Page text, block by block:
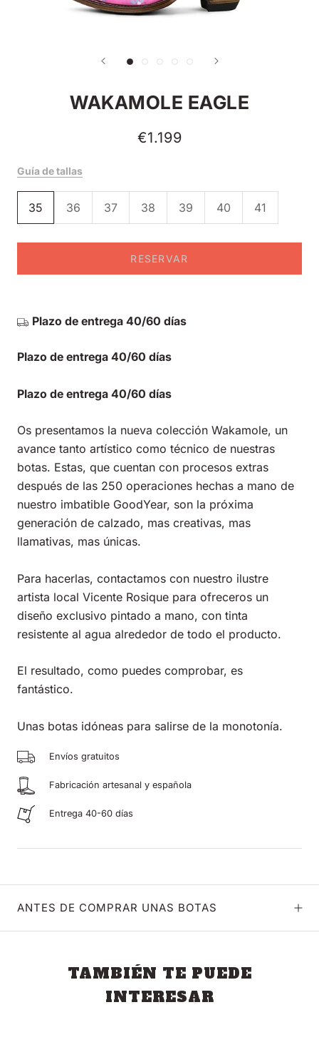
WAKAMOLE EAGLE
€1.199
Guía de tallas
35 36 37 38 39 40 41
RESERVAR
Plazo de entrega 40/60 días
Plazo de entrega 40/60 días
Plazo de entrega 40/60 días
Os presentamos la nueva colección Wakamole, un
avance tanto artístico como técnico de nuestras
botas. Estas, que cuentan con procesos extras
después de las 250 operaciones hechas a mano de
nuestro imbatible GoodYear, son la próxima
generación de calzado, mas creativas, mas
llamativas, mas únicas.
Para hacerlas, contactamos con nuestro ilustre
artista local Vicente Rosique para ofreceros un
diseño exclusivo pintado a mano, con tinta
resistente al agua alrededor de todo el producto.
El resultado, como puedes comprobar, es
fantástico.
Unas botas idóneas para salirse de la monotonía.
Envíos gratuitos
Fabricación artesanal y española
Entrega 40-60 días
ANTES DE COMPRAR UNAS BOTAS
TAMBIÉN TE PUEDE
INTERESAR